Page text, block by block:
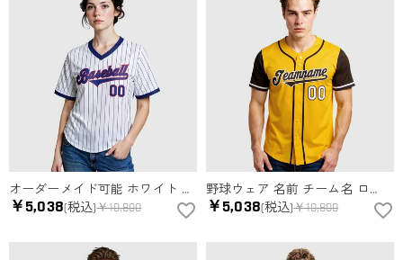
オーダーメイド可能 ホワイト ピンストライプ チーム名 背番号 胸番号入り 名前 ロゴ 野球Tシャツ
￥5,038(税込)￥10,800
野球ウェア 名前 チーム名 ロゴ 番号 開襟 Vネック Tシャツ スポーツウェア 男女兼用 オリジナル
￥5,038(税込)￥10,800